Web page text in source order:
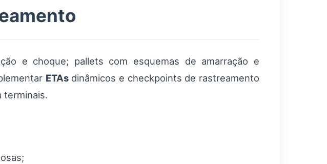
e choque; pallets com esquemas de amarração e
ETAsdinâmicos e checkpoints de rastreamento
terminais.